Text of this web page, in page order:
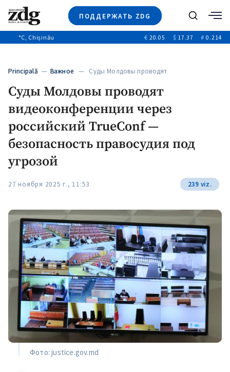
ПОДДЕРЖАТЬ ZDG
Новости
Расследования
Общество
+312
Поиск
°C, Chișinău € 20.05 $ 17.37 ₽ 0.214
Principală — Важное — Суды Молдовы проводят
Суды Молдовы проводят
видеоконференции через
российский TrueConf —
безопасность правосудия под
угрозой
27 ноября 2025 г., 11:53 239 viz.
Фото: justice.gov.md